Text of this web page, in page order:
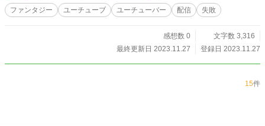
る言及や描写を意図的に含んでいません。
ファンタジー ユーチューブ ユーチューバー 配信 失敗
感想数 0
文字数 3,316
最終更新日 2023.11.27
登録日 2023.11.27
15件